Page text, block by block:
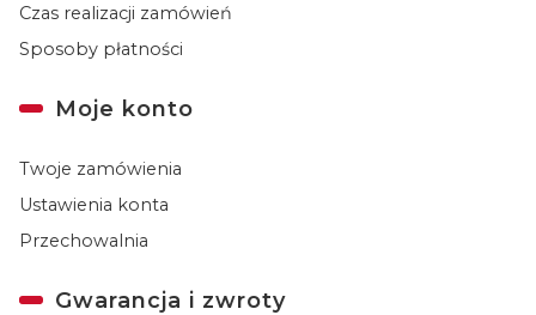
Czas realizacji zamówień
Sposoby płatności
Moje konto
Twoje zamówienia
Ustawienia konta
Przechowalnia
Gwarancja i zwroty